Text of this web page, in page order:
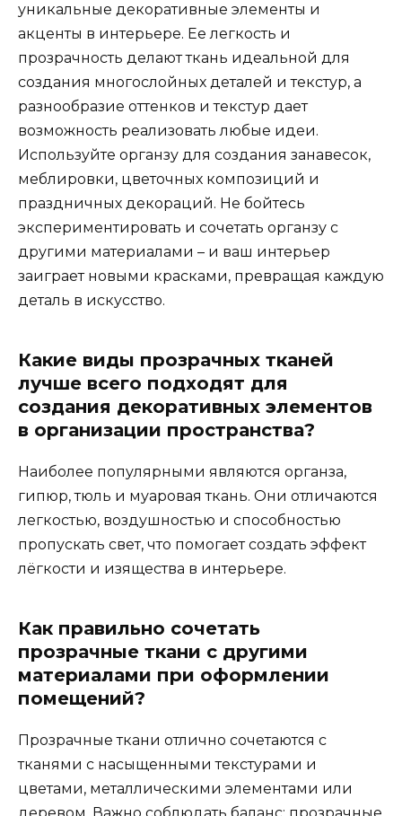
уникальные декоративные элементы и
акценты в интерьере. Ее легкость и
прозрачность делают ткань идеальной для
создания многослойных деталей и текстур, а
разнообразие оттенков и текстур дает
возможность реализовать любые идеи.
Используйте органзу для создания занавесок,
меблировки, цветочных композиций и
праздничных декораций. Не бойтесь
экспериментировать и сочетать органзу с
другими материалами – и ваш интерьер
заиграет новыми красками, превращая каждую
деталь в искусство.
Какие виды прозрачных тканей
лучше всего подходят для
создания декоративных элементов
в организации пространства?
Наиболее популярными являются органза,
гипюр, тюль и муаровая ткань. Они отличаются
легкостью, воздушностью и способностью
пропускать свет, что помогает создать эффект
лёгкости и изящества в интерьере.
Как правильно сочетать
прозрачные ткани с другими
материалами при оформлении
помещений?
Прозрачные ткани отлично сочетаются с
тканями с насыщенными текстурами и
цветами, металлическими элементами или